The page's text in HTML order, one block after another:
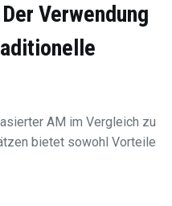
Verwendung
AM im Vergleich zu
bietet sowohl Vorteile